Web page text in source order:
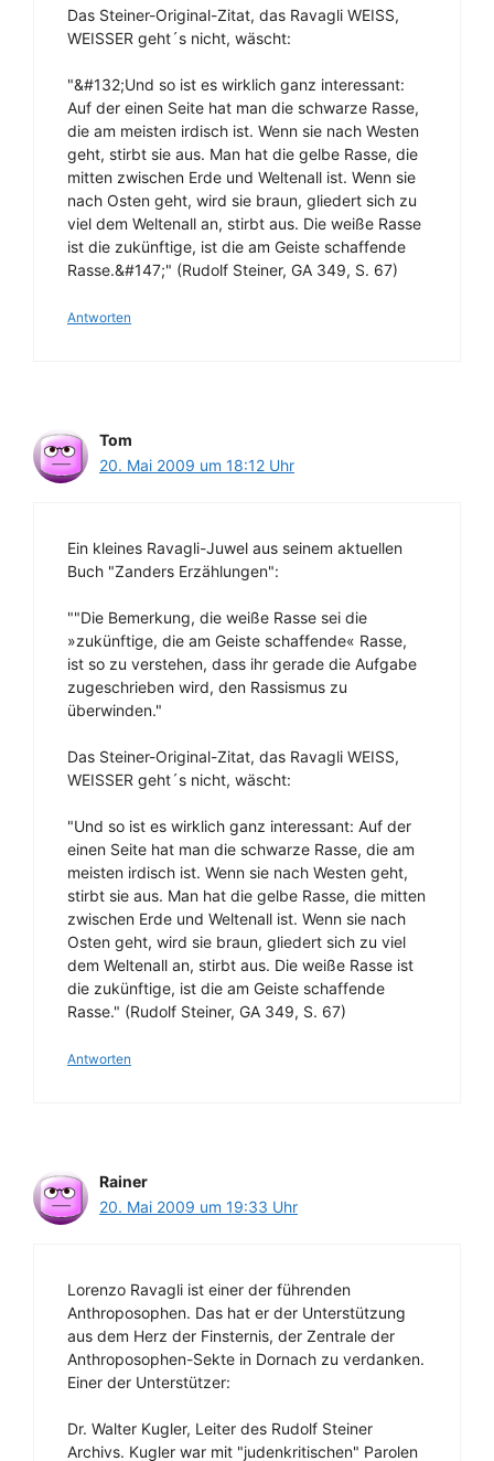
Das Steiner-Original-Zitat, das Ravagli WEISS,
WEISSER geht´s nicht, wäscht:
"&#132;Und so ist es wirklich ganz interessant:
Auf der einen Seite hat man die schwarze Rasse,
die am meisten irdisch ist. Wenn sie nach Westen
geht, stirbt sie aus. Man hat die gelbe Rasse, die
mitten zwischen Erde und Weltenall ist. Wenn sie
nach Osten geht, wird sie braun, gliedert sich zu
viel dem Weltenall an, stirbt aus. Die weiße Rasse
ist die zukünftige, ist die am Geiste schaffende
Rasse.&#147;" (Rudolf Steiner, GA 349, S. 67)
Antworten
Tom
20. Mai 2009 um 18:12 Uhr
Ein kleines Ravagli-Juwel aus seinem aktuellen
Buch "Zanders Erzählungen":
""Die Bemerkung, die weiße Rasse sei die
»zukünftige, die am Geiste schaffende« Rasse,
ist so zu verstehen, dass ihr gerade die Aufgabe
zugeschrieben wird, den Rassismus zu
überwinden."
Das Steiner-Original-Zitat, das Ravagli WEISS,
WEISSER geht´s nicht, wäscht:
"Und so ist es wirklich ganz interessant: Auf der
einen Seite hat man die schwarze Rasse, die am
meisten irdisch ist. Wenn sie nach Westen geht,
stirbt sie aus. Man hat die gelbe Rasse, die mitten
zwischen Erde und Weltenall ist. Wenn sie nach
Osten geht, wird sie braun, gliedert sich zu viel
dem Weltenall an, stirbt aus. Die weiße Rasse ist
die zukünftige, ist die am Geiste schaffende
Rasse." (Rudolf Steiner, GA 349, S. 67)
Antworten
Rainer
20. Mai 2009 um 19:33 Uhr
Lorenzo Ravagli ist einer der führenden
Anthroposophen. Das hat er der Unterstützung
aus dem Herz der Finsternis, der Zentrale der
Anthroposophen-Sekte in Dornach zu verdanken.
Einer der Unterstützer:
Dr. Walter Kugler, Leiter des Rudolf Steiner
Archivs. Kugler war mit "judenkritischen" Parolen